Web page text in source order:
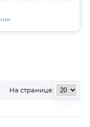
На странице: